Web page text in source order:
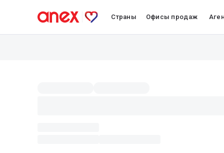
Страны Офисы продаж